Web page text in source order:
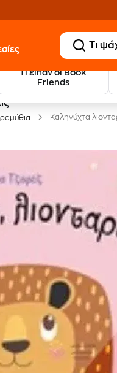
Τι είπαν οι Book
Friends
20 € Public
με
Καληνύχτα